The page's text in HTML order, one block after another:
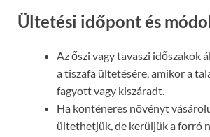
Ültetési időpont és
Az őszi vagy tavaszi időszakok
a tiszafa ültetésére, amikor a
fagyott vagy kiszáradt.
Ha konténeres növényt
ültethetjük, de kerüljük a forró